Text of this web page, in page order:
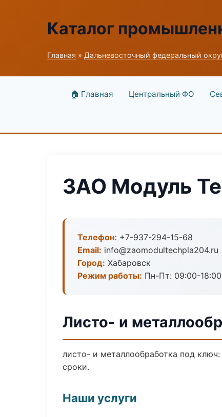
Каталог
Главная » Дальневосточный федеральный
🏠 Главная Центральный ФО
ЗАО Модуль
Телефон: +7-937-294-15-68
Email: info@zaomodultechpla204.ru
Город: Хабаровск
Режим работы: Пн-Пт: 09:00-
Листо- и
листо- и металлообработка под
сроки.
Наши услуги